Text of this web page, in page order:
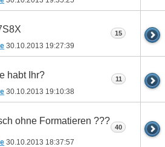
30.10.2013 19:27:39
15
habt Ihr?
30.10.2013 19:10:38
11
ohne Formatieren ???
30.10.2013 18:37:57
40